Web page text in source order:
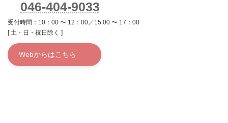
046-404-9033
受付時間：10：00 〜 12：00／15:00 〜 17：00
[ 土・日・祝日除く ]
Webからはこちら